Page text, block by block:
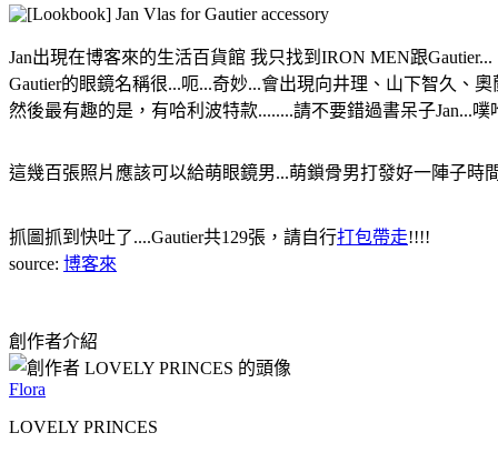
Jan出現在博客來的生活百貨館 我只找到IRON MEN跟Gautier...
Gautier的眼鏡名稱很...呃...奇妙...會出現向井理、山下智久、
然後最有趣的是，有哈利波特款........請不要錯過書呆子Jan...噗
這幾百張照片應該可以給萌眼鏡男...萌鎖骨男打發好一陣子時
抓圖抓到快吐了....Gautier共129張，請自行打包帶走!!!!
source: 博客來
創作者介紹
Flora
LOVELY PRINCES